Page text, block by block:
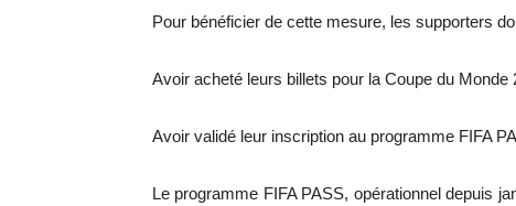
Pour bénéficier de cette mesure, les supporters
Avoir acheté leurs billets pour la Coupe du Monde
Avoir validé leur inscription au programme FIFA
Le programme FIFA PASS, opérationnel depuis